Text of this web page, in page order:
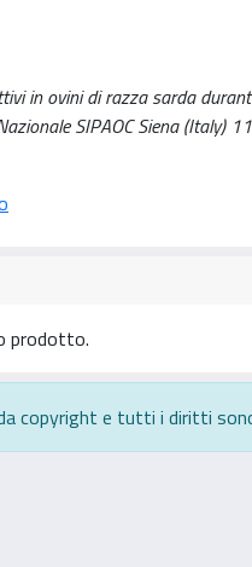
in ovini di razza sarda
SIPAOC Siena (Italy)
prodotto.
copyright e tutti i diritti